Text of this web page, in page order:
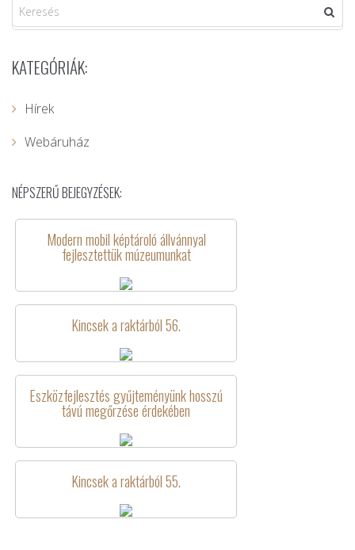
KATEGÓRIÁK:
Hírek
Webáruház
NÉPSZERŰ BEJEGYZÉSEK:
Modern mobil képtároló állvánnyal
fejlesztettük múzeumunkat
Kincsek a raktárból 56.
Eszközfejlesztés gyűjteményünk hosszú
távú megőrzése érdekében
Kincsek a raktárból 55.